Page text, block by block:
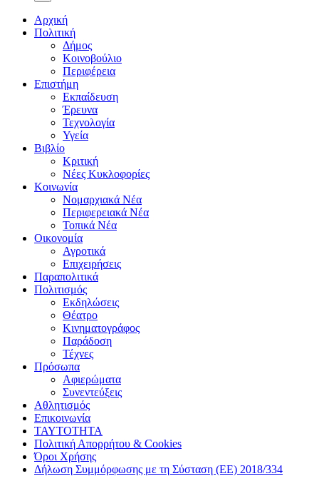
Αρχική
Πολιτική
Δήμος
Κοινοβούλιο
Περιφέρεια
Επιστήμη
Εκπαίδευση
Έρευνα
Τεχνολογία
Υγεία
Βιβλίο
Κριτική
Νέες Κυκλοφορίες
Κοινωνία
Νομαρχιακά Νέα
Περιφερειακά Νέα
Τοπικά Νέα
Οικονομία
Αγροτικά
Επιχειρήσεις
Παραπολιτικά
Πολιτισμός
Εκδηλώσεις
Θέατρο
Κινηματογράφος
Παράδοση
Τέχνες
Πρόσωπα
Αφιερώματα
Συνεντεύξεις
Αθλητισμός
Επικοινωνία
ΤΑΥΤΟΤΗΤΑ
Πολιτική Απορρήτου & Cookies
Όροι Χρήσης
Δήλωση Συμμόρφωσης με τη Σύσταση (ΕΕ) 2018/334